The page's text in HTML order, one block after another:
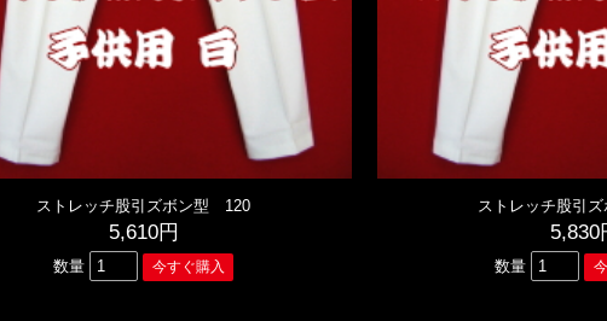
ストレッチ股引ズボン型 120
5,610円
数量
ストレッチ股引
5,830
数量